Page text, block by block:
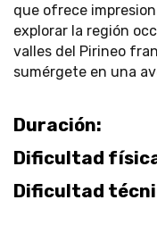
que ofrece
explorar la región
valles del Pirineo
sumérgete en una
Duración:
Dificultad
Dificultad